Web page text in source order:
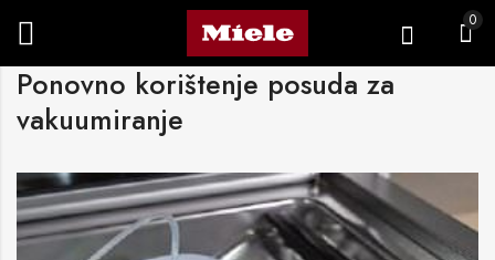
0
Ponovno korištenje posuda za
vakuumiranje